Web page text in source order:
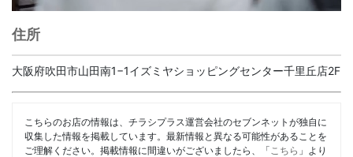
住所
大阪府吹田市山田南1−1イズミヤショッピングセンター千里丘店2F
こちらのお店の情報は、チラシプラス運営会社のセブンネットが独自に
収集した情報を掲載しています。最新情報と異なる可能性があることを
ご理解ください。掲載情報に間違いがございましたら、「 こちら 」より